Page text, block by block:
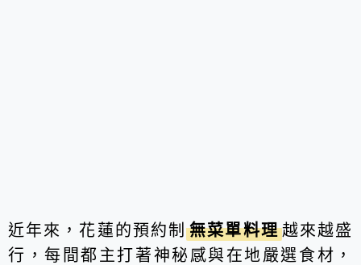
近年來，花蓮的預約制無菜單料理越來越盛
行，每間都主打著神秘感與在地嚴選食材，